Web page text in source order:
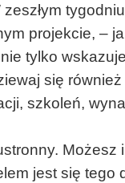
projekcie, –
tylko
się
szkoleń,
jest się tego